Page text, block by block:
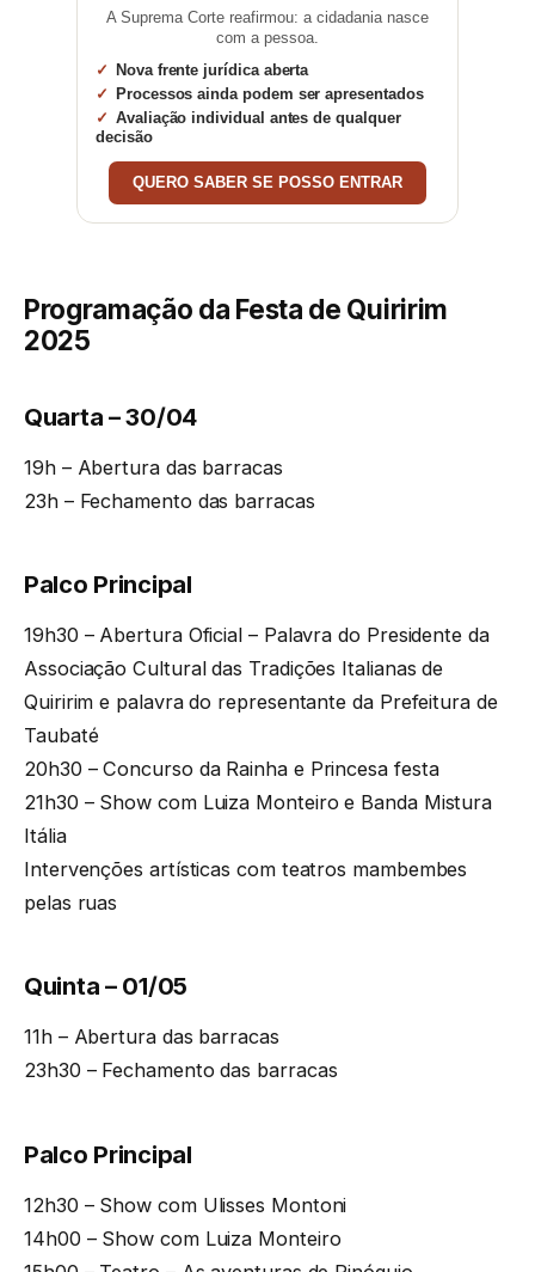
A Suprema Corte reafirmou: a cidadania nasce
com a pessoa.
Nova frente jurídica aberta
Processos ainda podem ser apresentados
Avaliação individual antes de qualquer
decisão
QUERO SABER SE POSSO ENTRAR
Programação da Festa de Quiririm
2025
Quarta – 30/04
19h – Abertura das barracas
23h – Fechamento das barracas
Palco Principal
19h30 – Abertura Oficial – Palavra do Presidente da
Associação Cultural das Tradições Italianas de
Quiririm e palavra do representante da Prefeitura de
Taubaté
20h30 – Concurso da Rainha e Princesa festa
21h30 – Show com Luiza Monteiro e Banda Mistura
Itália
Intervenções artísticas com teatros mambembes
pelas ruas
Quinta – 01/05
11h – Abertura das barracas
23h30 – Fechamento das barracas
Palco Principal
12h30 – Show com Ulisses Montoni
14h00 – Show com Luiza Monteiro